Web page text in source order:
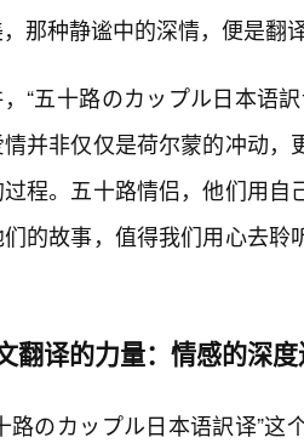
那种静谧中的深情，便是翻
“五十路のカップル日本语
并非仅仅是荷尔蒙的冲动
程。五十路情侣，他们用
的故事，值得我们用心去
翻译的力量：情感的深
路のカップル日本语訳译”